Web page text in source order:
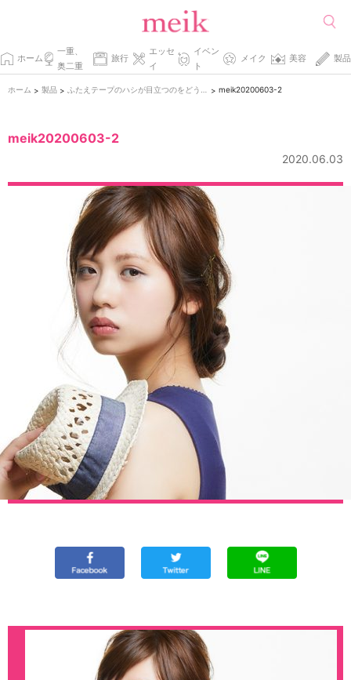
ホーム
一重、
奥二重
旅行
エッセ
イ
イベン
ト
メイク 美容 製品
ホーム > 製品 > > meik20200603-2
meik20200603-2
2020.06.03